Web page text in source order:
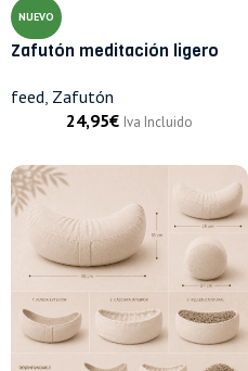
NUEVO
Zafutón meditación ligero
feed, Zafutón
24,95€ Iva Incluido